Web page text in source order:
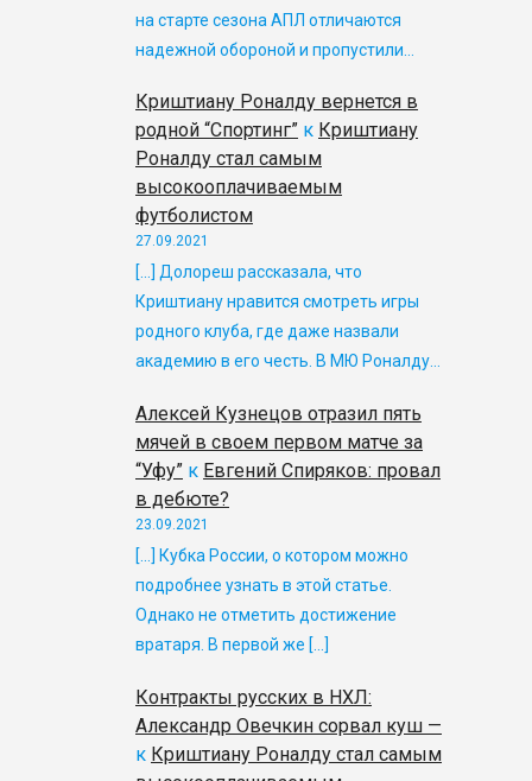
на старте сезона АПЛ отличаются
надежной обороной и пропустили…
Криштиану Роналду вернется в
родной “Спортинг” к Криштиану
Роналду стал самым
высокооплачиваемым
футболистом
27.09.2021
[…] Долореш рассказала, что
Криштиану нравится смотреть игры
родного клуба, где даже назвали
академию в его честь. В МЮ Роналду…
Алексей Кузнецов отразил пять
мячей в своем первом матче за
“Уфу” к Евгений Спиряков: провал
в дебюте?
23.09.2021
[…] Кубка России, о котором можно
подробнее узнать в этой статье.
Однако не отметить достижение
вратаря. В первой же […]
Контракты русских в НХЛ:
Александр Овечкин сорвал куш —
к Криштиану Роналду стал самым